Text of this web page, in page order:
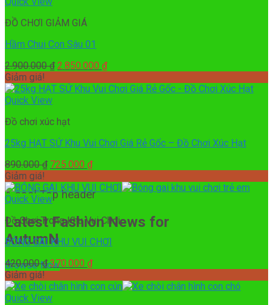
A cool Top header
Latest Fashion News for
AutumN
Browse Now
ĐỒ CHƠI GIẢM GIÁ
Hầm Chui Con Sâu 01
2.900.000₫ Giá
là:
2.850.000 ₫Giá
tại
Giảm giá!
Quick View
Đồ chơi xúc hạt
25kg HẠT SỨ Khu Vui Chơi Giá Rẻ Gốc – Đồ Chơi Xúc Hạt
890.000₫ Giá
là:
890.000 ₫.
725.000 ₫Giá
tại
là:
Giảm giá!
Quick View
Đồ Chơi Trong Khu Vui Chơi
BÓNG GAI KHU VUI CHƠI
420.000₫Giá
gốc
là:
420.000 ₫.
370.000 ₫Giá
tại
Giảm giá!
Quick View